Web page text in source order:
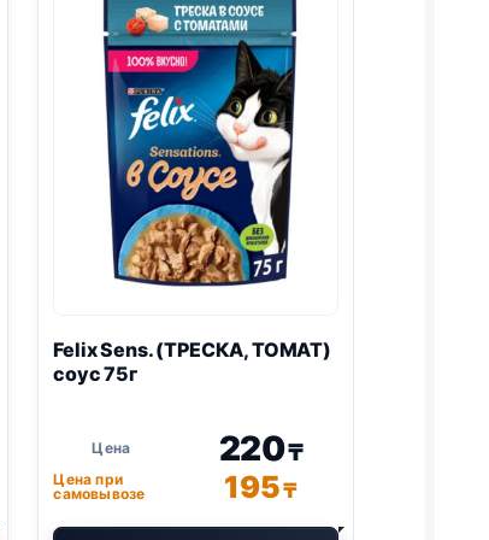
FelixSens. (ТРЕСКА, ТОМАТ)
соус 75г
220₸
Цена при
самовывозе
195₸